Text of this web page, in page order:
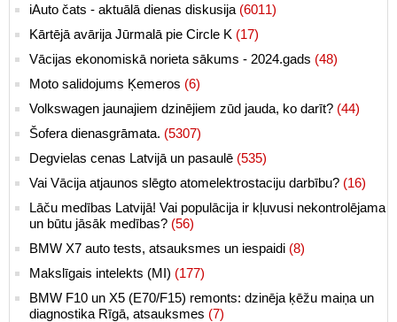
iAuto čats - aktuālā dienas diskusija (6011)
Kārtējā avārija Jūrmalā pie Circle K (17)
Vācijas ekonomiskā norieta sākums - 2024.gads (48)
Moto salidojums Ķemeros (6)
Volkswagen jaunajiem dzinējiem zūd jauda, ko darīt? (44)
Šofera dienasgrāmata. (5307)
Degvielas cenas Latvijā un pasaulē (535)
Vai Vācija atjaunos slēgto atomelektrostaciju darbību? (16)
Lāču medības Latvijā! Vai populācija ir kļuvusi nekontrolējama
un būtu jāsāk medības? (56)
BMW X7 auto tests, atsauksmes un iespaidi (8)
Makslīgais intelekts (MI) (177)
BMW F10 un X5 (E70/F15) remonts: dzinēja ķēžu maiņa un
diagnostika Rīgā, atsauksmes (7)